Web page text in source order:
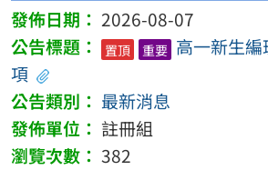
2026-08-07
置頂 重要 高一新生
項
最新消息
註冊組
382